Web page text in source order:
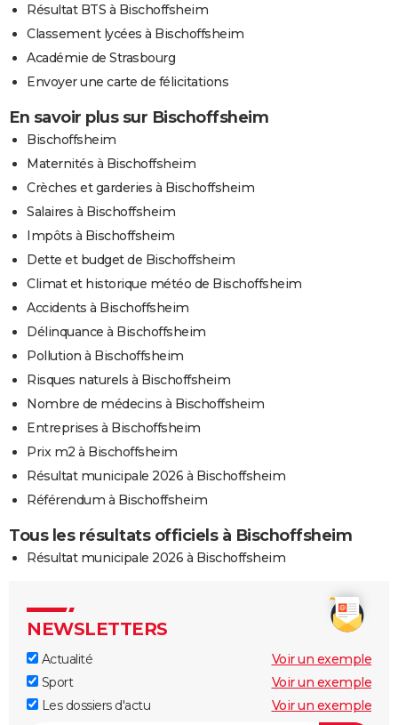
Résultat BTS à Bischoffsheim
Classement lycées à Bischoffsheim
Académie de Strasbourg
Envoyer une carte de félicitations
En savoir plus sur Bischoffsheim
Bischoffsheim
Maternités à Bischoffsheim
Crèches et garderies à Bischoffsheim
Salaires à Bischoffsheim
Impôts à Bischoffsheim
Dette et budget de Bischoffsheim
Climat et historique météo de Bischoffsheim
Accidents à Bischoffsheim
Délinquance à Bischoffsheim
Pollution à Bischoffsheim
Risques naturels à Bischoffsheim
Nombre de médecins à Bischoffsheim
Entreprises à Bischoffsheim
Prix m2 à Bischoffsheim
Résultat municipale 2026 à Bischoffsheim
Référendum à Bischoffsheim
Tous les résultats officiels à Bischoffsheim
Résultat municipale 2026 à Bischoffsheim
NEWSLETTERS
Actualité
Voir un exemple
Sport
Voir un exemple
Les dossiers d'actu
Voir un exemple